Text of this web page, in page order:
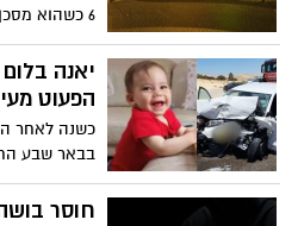
6 כשהוא
במהירות
יאנה
הפעוט
כשנה לאחר
בבאר שבע
זאת לאחר
סמים על
חוסר